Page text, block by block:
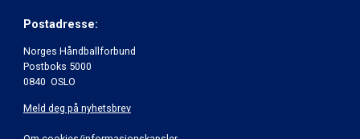
Postadresse:
Norges Håndballforbund
Postboks 5000
0840 OSLO
Meld deg på nyhetsbrev